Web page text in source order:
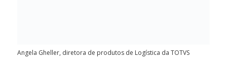
Angela Gheller, diretora de produtos de Logística da TOTVS